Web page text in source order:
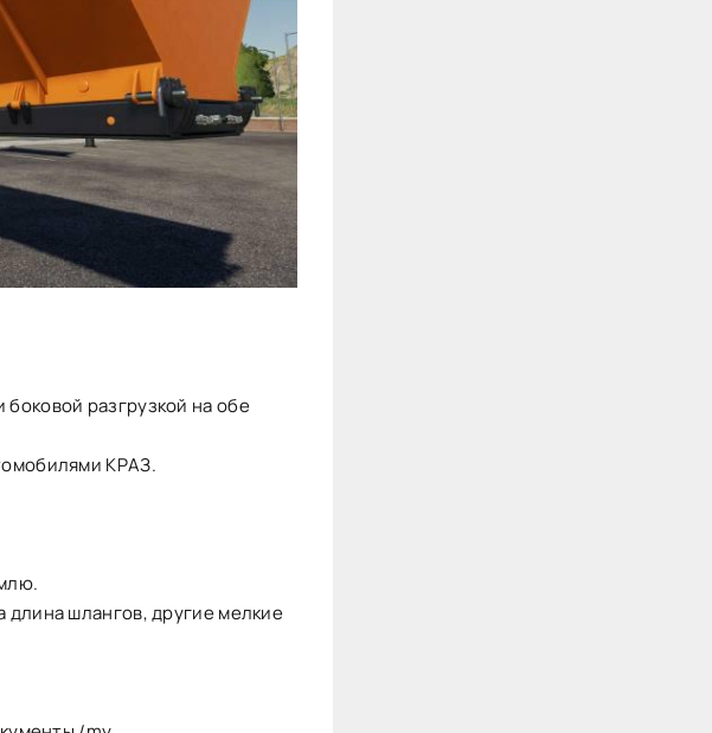
разгрузкой на обе
КРАЗ.
длина шлангов, другие мелкие